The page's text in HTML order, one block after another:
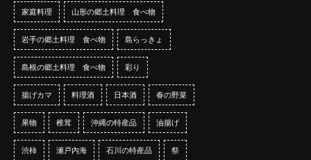
家庭料理 山形の郷土料理 食べ物
岩手の郷土料理 食べ物 島らっきょ
島根の郷土料理 食べ物 彩り
揚げカマ 料理酒 日本酒 春の野菜
果物 椎茸 沖縄の特産品 油揚げ
渋柿 瀬戸内海 石川の特産品 祭